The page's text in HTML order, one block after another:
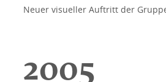
Neuer visueller Auftritt der
2005